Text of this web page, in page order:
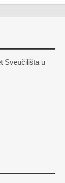
Sveučilišta u